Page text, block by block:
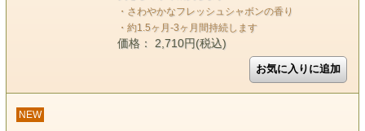
・さわやかなフレッシュシャボンの香り
・約1.5ヶ月-3ヶ月間持続します
価格： 2,710円(税込)
NEW